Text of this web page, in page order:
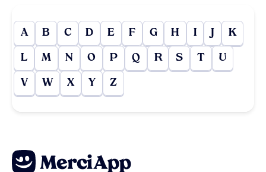
A B C D E F G H I J K
L M N O P Q R S T U
V W X Y Z